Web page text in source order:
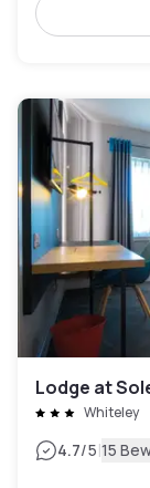
Lodge at
Whiteley
4.7/5|15